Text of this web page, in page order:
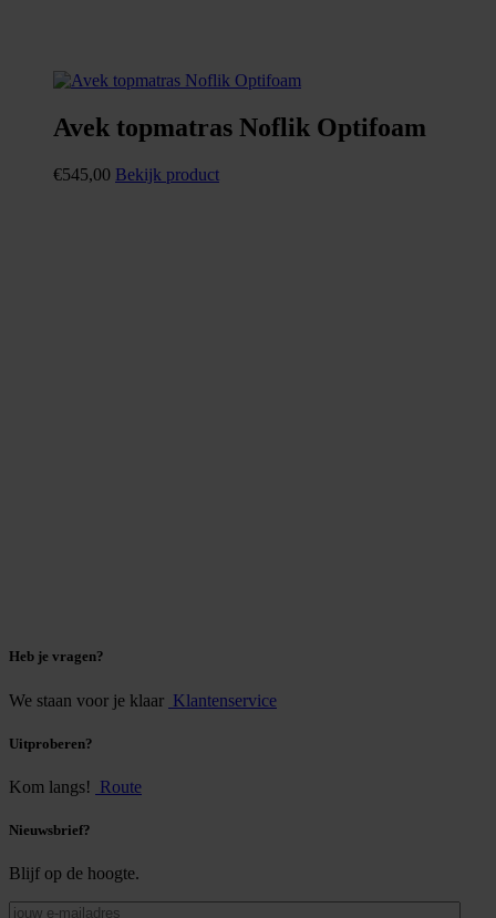
Avek topmatras Noflik Optifoam
€545,00 Bekijk product
Heb je vragen?
We staan voor je klaar Klantenservice
Uitproberen?
Kom langs! Route
Nieuwsbrief?
Blijf op de hoogte.
jouw